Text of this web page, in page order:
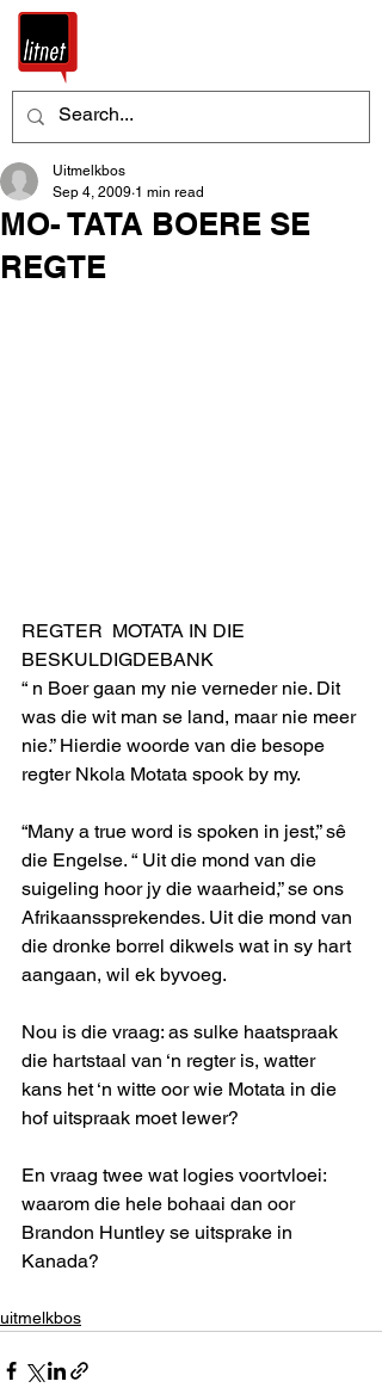
MO- TATA BOERE SE
REGTE
Uitmelkbos
Sep 4, 2009 1 min read
REGTER  MOTATA IN DIE
BESKULDIGDEBANK
“ n Boer gaan my nie verneder nie. Dit
was die wit man se land, maar nie meer
nie.” Hierdie woorde van die besope
regter Nkola Motata spook by my.
“Many a true word is spoken in jest,” sê
die Engelse. “ Uit die mond van die
suigeling hoor jy die waarheid,” se ons
Afrikaanssprekendes. Uit die mond van
die dronke borrel dikwels wat in sy hart
aangaan, wil ek byvoeg.
Nou is die vraag: as sulke haatspraak
die hartstaal van ‘n regter is, watter
kans het ‘n witte oor wie Motata in die
hof uitspraak moet lewer?
En vraag twee wat logies voortvloei:
waarom die hele bohaai dan oor
Brandon Huntley se uitsprake in
Kanada?
uitmelkbos